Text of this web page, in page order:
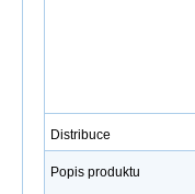
Distribuce
Popis produktu